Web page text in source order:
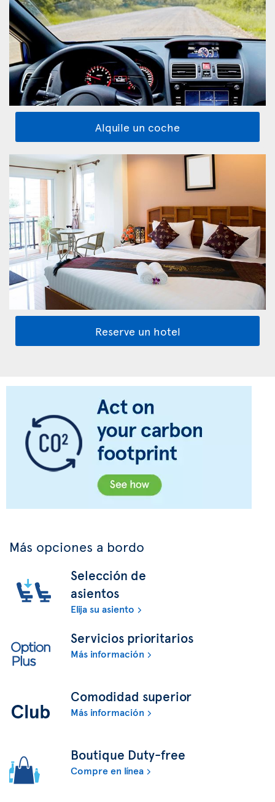
Alquile un coche
Reserve un hotel
Más opciones a bordo
Selección de
asientos
Elija su asiento
Servicios prioritarios
Más información
Comodidad superior
Más información
Boutique Duty-free
Compre en línea